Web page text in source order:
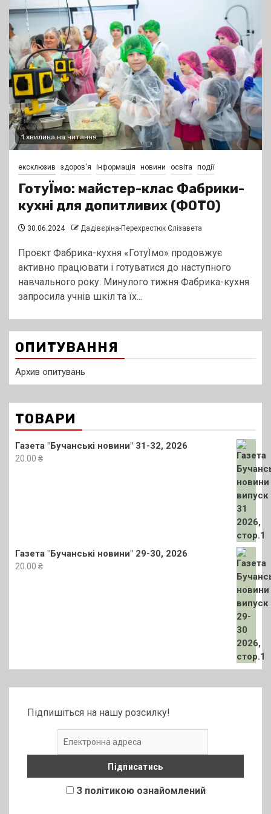
1 хвилина на читання
ексклюзив здоров'я інформація новини освіта події
ГотуЇмо: майстер-клас Фабрики-
кухні для допитливих (ФОТО)
30.06.2024 Дадівєріна-Перехрестюк Єлізавета
Проєкт Фабрика-кухня «ГотуЇмо» продовжує
активно працювати і готуватися до наступного
навчального року. Минулого тижня Фабрика-кухня
запросила учнів шкіл та їх...
ОПИТУВАННЯ
Архив опитувань
ТОВАРИ
Газета "Бучанські новини" 31-32, 2026
20.00 ₴
Газета "Бучанські новини" 29-30, 2026
20.00 ₴
Підпишіться на нашу розсилку!
З політикою ознайомлений